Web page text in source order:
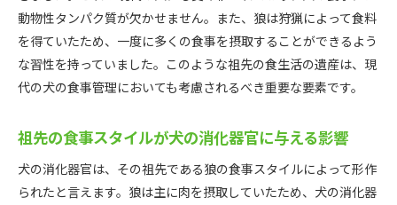
肉食性を支える食材選びのポイント
犬が好む祖先の食材リスト
古代の狩猟生活から学ぶ栄養バランス
祖先の食材が現代に与える影響
犬の健康を支える祖先の食事スタイルの秘密
動物性タンパク質が欠かせません。また、狼は狩猟によって食料
を得ていたため、一度に多くの食事を摂取することができるよう
な習性を持っていました。このような祖先の食生活の遺産は、現
代の犬の食事管理においても考慮されるべき重要な要素です。
祖先の食事スタイルが犬の消化器官に与える影響
犬の消化器官は、その祖先である狼の食事スタイルによって形作
られたと言えます。狼は主に肉を摂取していたため、犬の消化器